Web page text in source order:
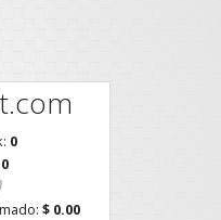
0
0
$ 0.00